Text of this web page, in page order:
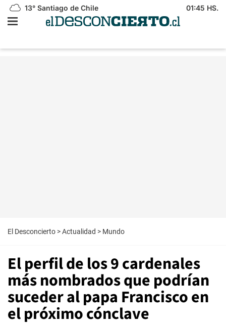
13° Santiago de Chile 01:45 HS.
El Desconcierto >Actualidad > Mundo
El perfil de los 9 cardenales
más nombrados que podrían
suceder al papa Francisco en
el próximo cónclave